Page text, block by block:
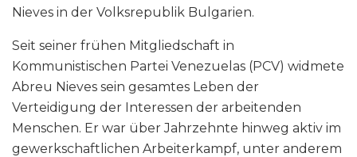
Nieves in der Volksrepublik Bulgarien.
Seit seiner frühen Mitgliedschaft in
Kommunistischen Partei Venezuelas (PCV) widmete
Abreu Nieves sein gesamtes Leben der
Verteidigung der Interessen der arbeitenden
Menschen. Er war über Jahrzehnte hinweg aktiv im
gewerkschaftlichen Arbeiterkampf, unter anderem